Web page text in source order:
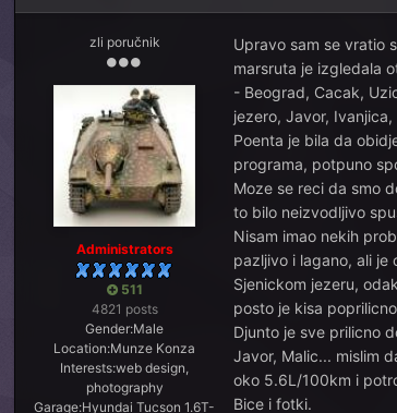
zli poručnik
Administrators
511
4821 posts
Gender:Male
Location:Munze Konza
Interests:web design,
photography
Garage:Hyundai Tucson 1.6T-
Upravo sam se vratio
marsruta je izgledala
- Beograd, Cacak,
jezero, Javor,
Poenta je bila da
programa, potpuno
Moze se reci da smo
to bilo neizvodljivo
Nisam imao nekih
pazljivo i lagano, ali
Sjenickom jezeru,
posto je kisa
Djunto je sve prilicno
Javor, Malic... mislim
oko 5.6L/100km i
Bice i fotki.